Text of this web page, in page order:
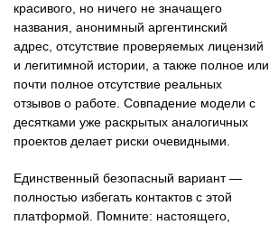
красивого, но ничего не значащего
названия, анонимный аргентинский
адрес, отсутствие проверяемых лицензий
и легитимной истории, а также полное или
почти полное отсутствие реальных
отзывов о работе. Совпадение модели с
десятками уже раскрытых аналогичных
проектов делает риски очевидными.
Единственный безопасный вариант —
полностью избегать контактов с этой
платформой. Помните: настоящего,